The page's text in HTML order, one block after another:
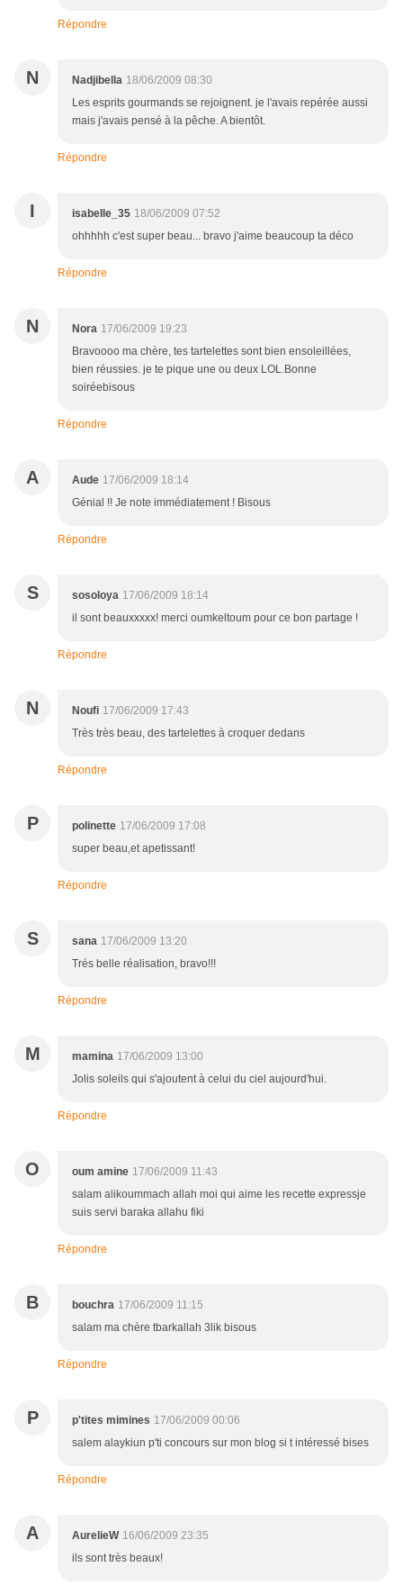
Répondre
N Nadjibella 18/06/2009 08:30
Les esprits gourmands se rejoignent. je l'avais repérée aussi
mais j'avais pensé à la pêche. A bientôt.
Répondre
I isabelle_35 18/06/2009 07:52
ohhhhh c'est super beau... bravo j'aime beaucoup ta déco
Répondre
N Nora 17/06/2009 19:23
Bravoooo ma chère, tes tartelettes sont bien ensoleillées,
bien réussies. je te pique une ou deux LOL.Bonne
soiréebisous
Répondre
A Aude 17/06/2009 18:14
Génial !! Je note immédiatement ! Bisous
Répondre
S sosoloya 17/06/2009 18:14
il sont beauxxxxx! merci oumkeltoum pour ce bon partage !
Répondre
N Noufi 17/06/2009 17:43
Très très beau, des tartelettes à croquer dedans
Répondre
P polinette 17/06/2009 17:08
super beau,et apetissant!
Répondre
S sana 17/06/2009 13:20
Trés belle réalisation, bravo!!!
Répondre
M mamina 17/06/2009 13:00
Jolis soleils qui s'ajoutent à celui du ciel aujourd'hui.
Répondre
O oum amine 17/06/2009 11:43
salam alikoummach allah moi qui aime les recette expressje
suis servi baraka allahu fiki
Répondre
B bouchra 17/06/2009 11:15
salam ma chère tbarkallah 3lik bisous
Répondre
P p'tites mimines 17/06/2009 00:06
salem alaykiun p'ti concours sur mon blog si t intéressé bises
Répondre
A AurelieW 16/06/2009 23:35
ils sont très beaux!